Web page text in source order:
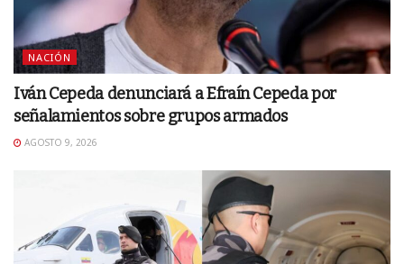
NACIÓN
Iván Cepeda denunciará a Efraín Cepeda por
señalamientos sobre grupos armados
AGOSTO 9, 2026